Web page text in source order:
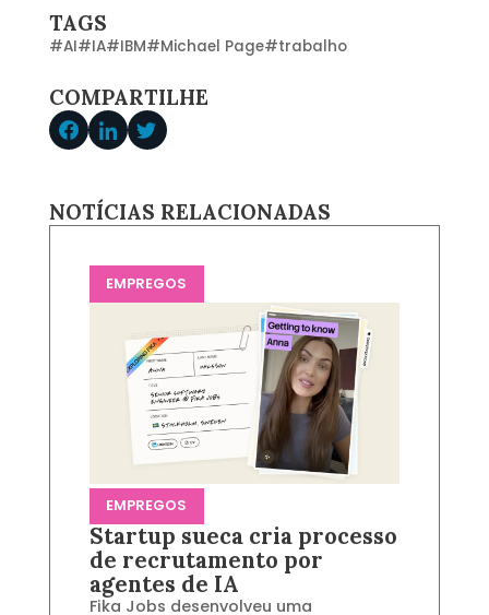
TAGS
#AI#IA#IBM#Michael Page#trabalho
COMPARTILHE
NOTÍCIAS RELACIONADAS
EMPREGOS
EMPREGOS
Startup sueca cria processo
de recrutamento por
agentes de IA
Fika Jobs desenvolveu uma